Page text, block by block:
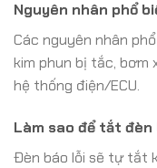
Nguyên nhân phổ
Các nguyên nhân
kim phun bị tắc, bơm
hệ thống điện/ECU.
Làm sao để tắt
Đèn báo lỗi sẽ tự tắt